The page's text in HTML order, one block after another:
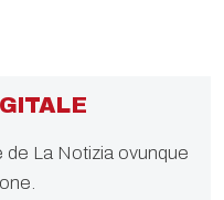
de La Notizia ovunque